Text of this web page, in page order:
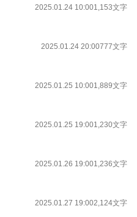
2025.01.24 10:001,153文字
2025.01.24 20:00777文字
2025.01.25 10:001,889文字
2025.01.25 19:001,230文字
2025.01.26 19:001,236文字
2025.01.27 19:002,124文字